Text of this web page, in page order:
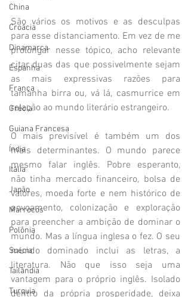
China
Croácia
Dinamarca
Espanha
França
Grécia
Guiana Francesa
Índia
Itália
Japão
Marrocos
Polônia
Suécia
Tailândia
Turquia
São vários os motivos e as desculpas
para esse distanciamento. Em vez de me
prolongar nesse tópico, acho relevante
citar duas das que possivelmente sejam
as mais expressivas razões para
tamanha birra ou, vá lá, casmurrice em
relação ao mundo literário estrangeiro.
O mais previsível é também um dos
mais determinantes. O mundo parece
mesmo falar inglês. Pobre esperanto,
não tinha mercado financeiro, bolsa de
valores, moeda forte e nem histórico de
povoamento, colonização e exploração
para preencher a ambição de dominar o
mundo. Mas a língua inglesa o fez. O seu
mundo dominado inclui as letras, a
literatura. Não que isso seja uma
vantagem para o próprio inglês. Isolado
dentro da própria prosperidade, deixa